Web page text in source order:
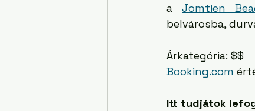
a Jomtien
belvárosba,
Árkategória: $$
Booking.com
Itt tudjátok